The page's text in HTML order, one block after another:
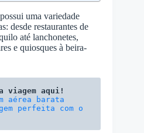
uma variedade
desde restaurantes de
até lanchonetes,
e quiosques à beira-
viagem aqui!
perfeita com o